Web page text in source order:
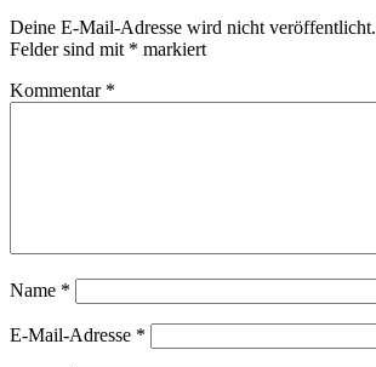
Deine E-Mail-Adresse wird nicht veröffentlicht.
Felder sind mit * markiert
Kommentar *
Name *
E-Mail-Adresse *